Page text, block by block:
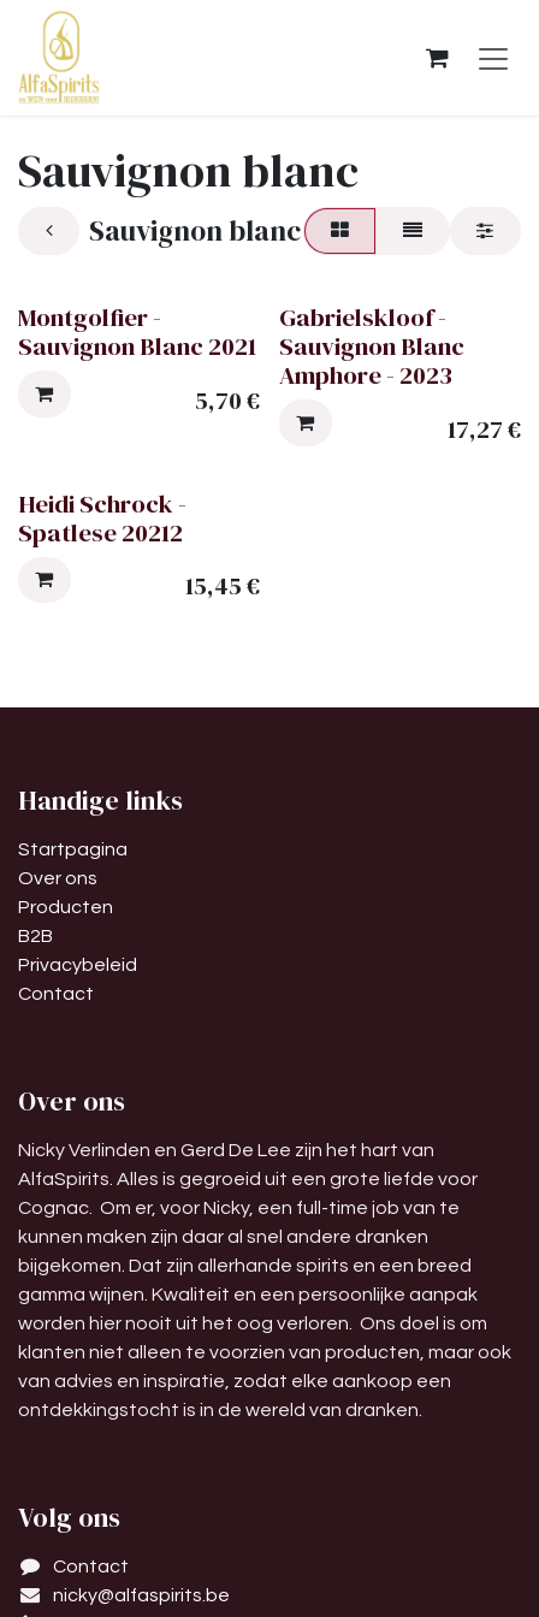
OVERSLAAN NAAR INHOUD
Sauvignon blanc
Sauvignon blanc
Montgolfier -
Sauvignon Blanc 2021
5,70€
Gabrielskloof -
Sauvignon Blanc
Amphore - 2023
17,27€
Heidi Schrock -
Spatlese 20212
15,45€
Handige links
Startpagina
Over ons
Producten
B2B
Privacybeleid
Contact
Over ons
Nicky Verlinden en Gerd De Lee zijn het hart van
AlfaSpirits. Alles is gegroeid uit een grote liefde voor
Cognac. Om er, voor Nicky, een full-time job van te
kunnen maken zijn daar al snel andere dranken
bijgekomen. Dat zijn allerhande spirits en een breed
gamma wijnen. Kwaliteit en een persoonlijke aanpak
worden hier nooit uit het oog verloren. Ons doel is om
klanten niet alleen te voorzien van producten, maar ook
van advies en inspiratie, zodat elke aankoop een
ontdekkingstocht is in de wereld van dranken.
Volg ons
Contact
nicky@alfaspirits.be